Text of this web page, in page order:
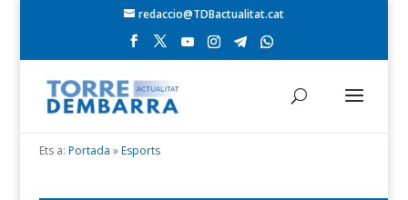
redaccio@TDBactualitat.cat
Ets a: Portada »Esports